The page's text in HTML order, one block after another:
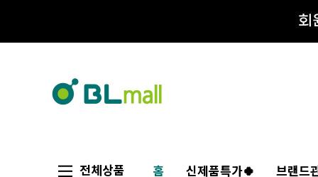
전체상품 홈 신제품특가🍀 브랜드